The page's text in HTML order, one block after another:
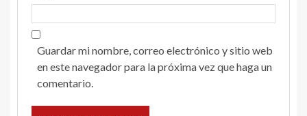
Guardar mi nombre, correo electrónico y sitio web
en este navegador para la próxima vez que haga un
comentario.